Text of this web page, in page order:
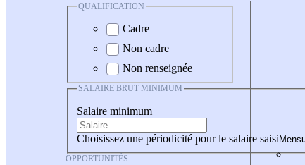
QUALIFICATION
Cadre
Non cadre
Non renseignée
SALAIRE BRUT MINIMUM
Salaire minimum
Choisissez une périodicité pour le salaire saisi
OPPORTUNITÉS